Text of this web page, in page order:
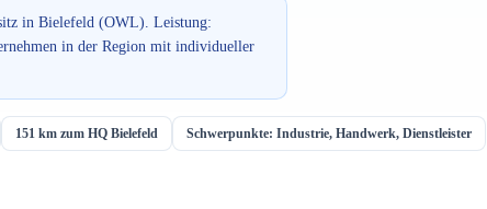
in Bielefeld (OWL). Leistung:
in der Region mit individueller
151 km zum HQ Bielefeld Schwerpunkte: Industrie, Handwerk, Dienstleister